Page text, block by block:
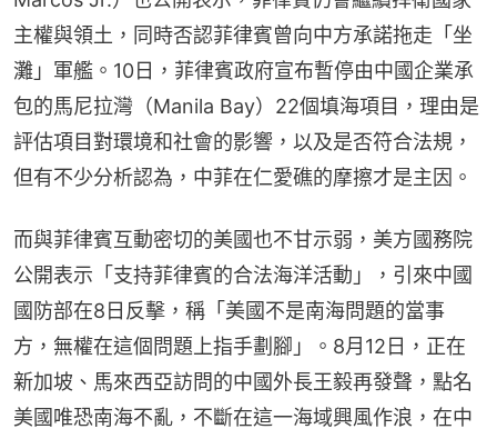
主權與領土，同時否認菲律賓曾向中方承諾拖走「坐
灘」軍艦。10日，菲律賓政府宣布暫停由中國企業承
包的馬尼拉灣（Manila Bay）22個填海項目，理由是
評估項目對環境和社會的影響，以及是否符合法規，
但有不少分析認為，中菲在仁愛礁的摩擦才是主因。
而與菲律賓互動密切的美國也不甘示弱，美方國務院
公開表示「支持菲律賓的合法海洋活動」，引來中國
國防部在8日反擊，稱「美國不是南海問題的當事
方，無權在這個問題上指手劃腳」。8月12日，正在
新加坡、馬來西亞訪問的中國外長王毅再發聲，點名
美國唯恐南海不亂，不斷在這一海域興風作浪，在中